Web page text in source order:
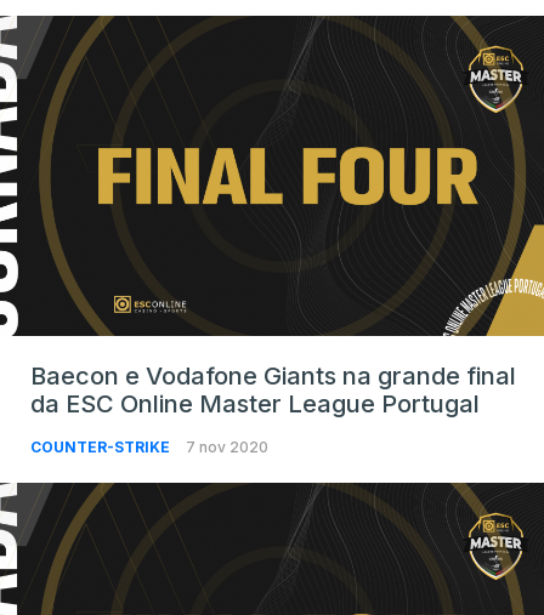
Baecon e Vodafone Giants na grande final
da ESC Online Master League Portugal
COUNTER-STRIKE 7 nov 2020